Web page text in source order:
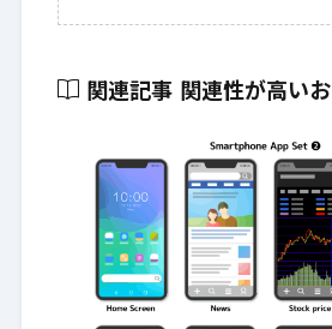
関連記事 関連性が高い